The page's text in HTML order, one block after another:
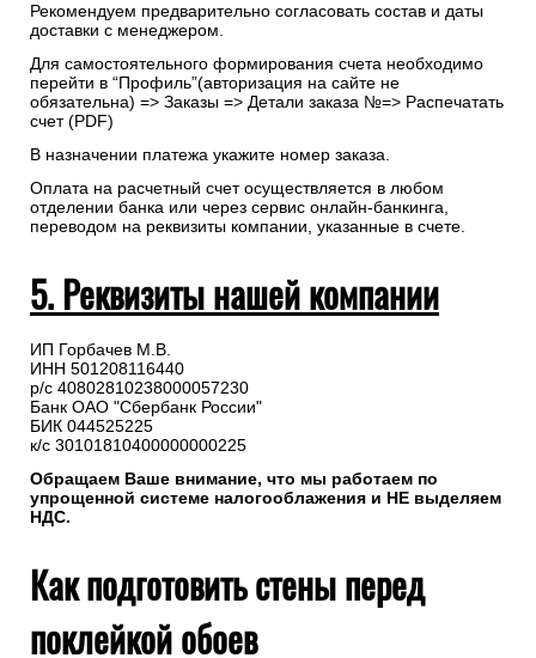
Рекомендуем предварительно согласовать состав и даты
доставки с менеджером.
Для самостоятельного формирования счета необходимо
перейти в “Профиль”(авторизация на сайте не
обязательна) => Заказы => Детали заказа №=> Распечатать
счет (PDF)
В назначении платежа укажите номер заказа.
Оплата на расчетный счет осуществляется в любом
отделении банка или через сервис онлайн-банкинга,
переводом на реквизиты компании, указанные в счете.
5. Реквизиты нашей компании
ИП Горбачев М.В.
ИНН 501208116440
р/с 40802810238000057230
Банк ОАО "Сбербанк России"
БИК 044525225
к/с 30101810400000000225
Обращаем Ваше внимание, что мы работаем по
упрощенной системе налогооблажения и НЕ выделяем
НДС.
Как подготовить стены перед
поклейкой обоев